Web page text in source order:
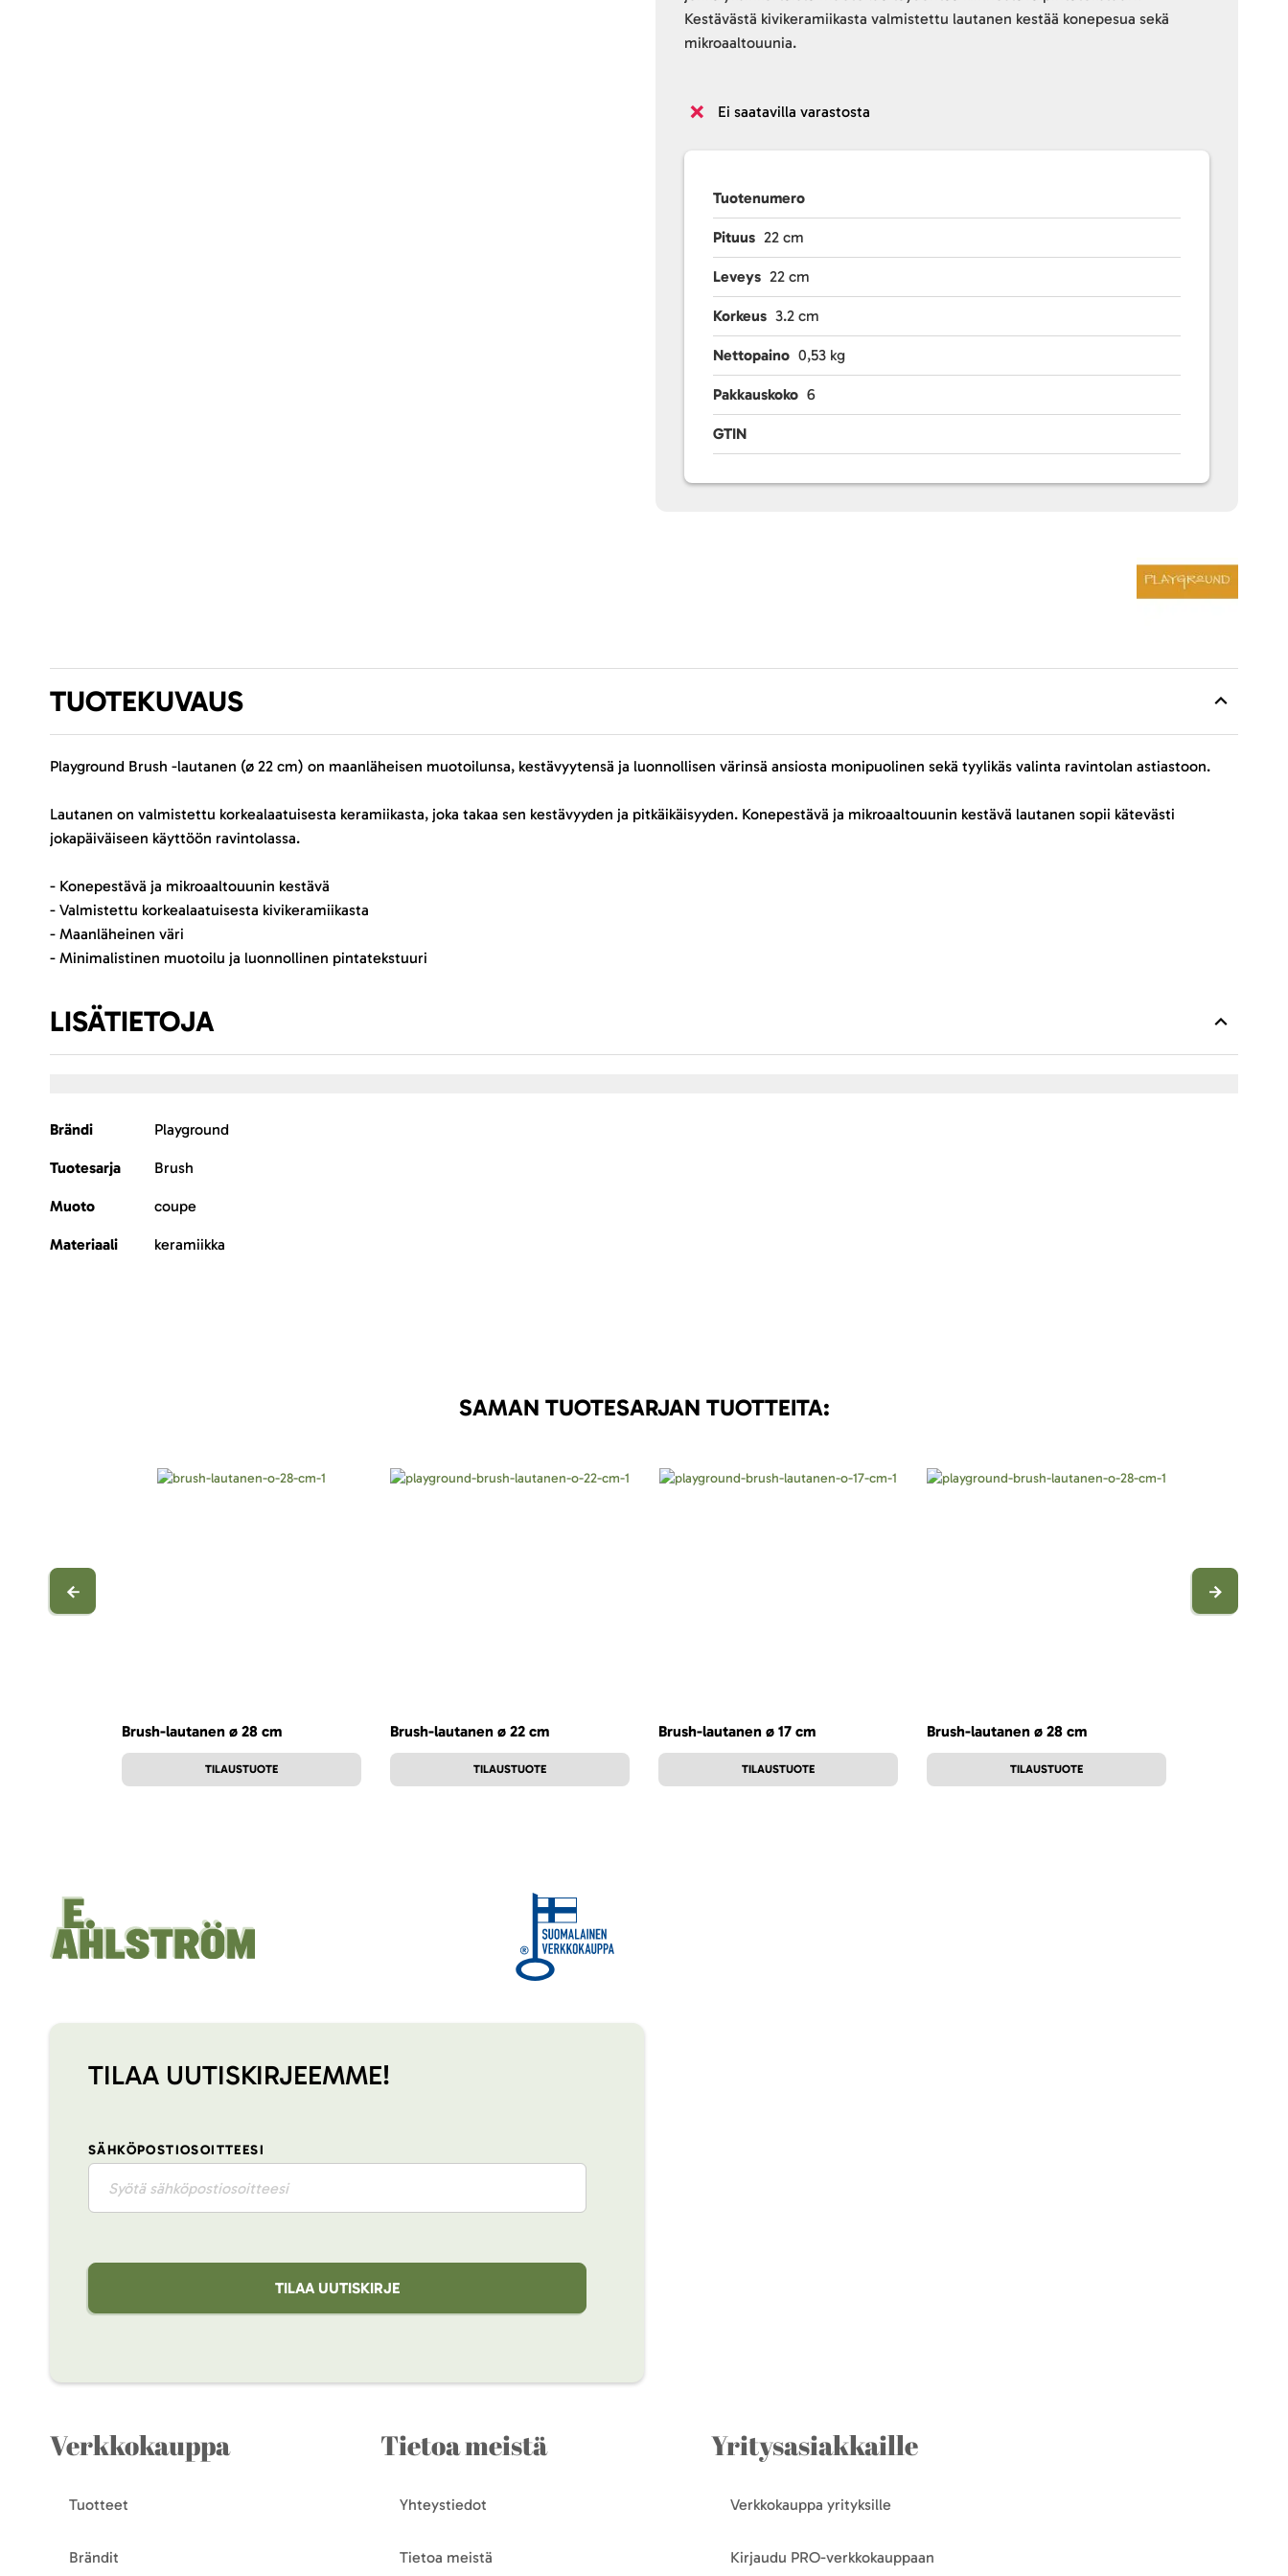
Kestävästä kivikeramiikasta valmistettu lautanen kestää konepesua sekä
mikroaaltouunia.
Ei saatavilla varastosta
Tuotenumero
Pituus 22 cm
Leveys 22 cm
Korkeus 3.2 cm
Nettopaino 0,53 kg
Pakkauskoko 6
GTIN
TUOTEKUVAUS
Playground Brush -lautanen (ø 22 cm) on maanläheisen muotoilunsa, kestävyytensä ja luonnollisen värinsä ansiosta monipuolinen sekä tyylikäs valinta ravintolan astiastoon.
Lautanen on valmistettu korkealaatuisesta keramiikasta, joka takaa sen kestävyyden ja pitkäikäisyyden. Konepestävä ja mikroaaltouunin kestävä lautanen sopii kätevästi
jokapäiväiseen käyttöön ravintolassa.
- Konepestävä ja mikroaaltouunin kestävä
- Valmistettu korkealaatuisesta kivikeramiikasta
- Maanläheinen väri
- Minimalistinen muotoilu ja luonnollinen pintatekstuuri
LISÄTIETOJA
Lisätietoja
Brändi Playground
Tuotesarja Brush
Muoto coupe
Materiaali keramiikka
SAMAN TUOTESARJAN TUOTTEITA:
Brush-lautanen ø 28 cm
TILAUSTUOTE
Brush-lautanen ø 22 cm
TILAUSTUOTE
Brush-lautanen ø 17 cm
TILAUSTUOTE
Brush-lautanen ø 28 cm
TILAUSTUOTE
TILAA UUTISKIRJEEMME!
SÄHKÖPOSTIOSOITTEESI
TILAA UUTISKIRJE
Verkkokauppa
Tuotteet
Brändit
Tietoa meistä
Yhteystiedot
Tietoa meistä
Yritysasiakkaille
Verkkokauppa yrityksille
Kirjaudu PRO-verkkokauppaan